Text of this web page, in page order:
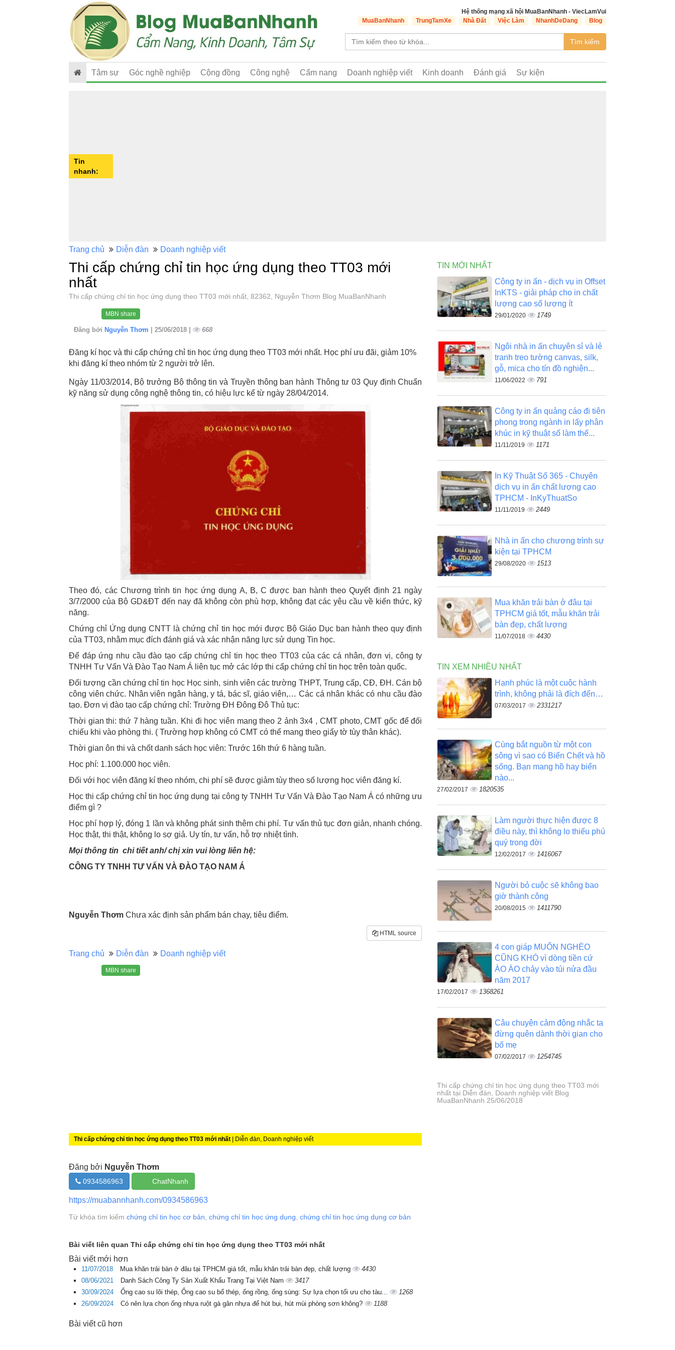
Hệ thống mạng xã hội MuaBanNhanh - ViecLamVui
MuaBanNhanh
TrungTamXe Nhà Đất Việc Làm NhanhDeDang Blog
Tìm kiếm
Tâm sự Góc nghề nghiệp Cộng đồng Công nghệ Cẩm nang Doanh nghiệp viết Kinh doanh Đánh giá Sự kiện
Tin
nhanh:
Trang chủ Diễn đàn Doanh nghiệp viết
Thi cấp chứng chỉ tin học ứng dụng theo TT03 mới
nhất
Thi cấp chứng chỉ tin học ứng dụng theo TT03 mới nhất, 82362, Nguyễn Thơm Blog MuaBanNhanh
MBN share
Đăng bởi Nguyễn Thơm | 25/06/2018 | 668
Đăng kí học và thi cấp chứng chỉ tin học ứng dụng theo TT03 mới nhất. Học phí ưu đãi, giảm 10%
khi đăng kí theo nhóm từ 2 người trở lên.
Ngày 11/03/2014, Bộ trưởng Bộ thông tin và Truyền thông ban hành Thông tư 03 Quy định Chuẩn
kỹ năng sử dụng công nghệ thông tin, có hiệu lực kể từ ngày 28/04/2014.
Theo đó, các Chương trình tin học ứng dụng A, B, C được ban hành theo Quyết định 21 ngày
3/7/2000 của Bộ GD&ĐT đến nay đã không còn phù hợp, không đạt các yêu cầu về kiến thức, kỹ
năng.
Chứng chỉ Ứng dụng CNTT là chứng chỉ tin học mới được Bộ Giáo Dục ban hành theo quy định
của TT03, nhằm mục đích đánh giá và xác nhận năng lực sử dụng Tin học.
Để đáp ứng nhu cầu đào tạo cấp chứng chỉ tin học theo TT03 của các cá nhân, đơn vị, công ty
TNHH Tư Vấn Và Đào Tạo Nam Á liên tục mở các lớp thi cấp chứng chỉ tin học trên toàn quốc.
Đối tượng cần chứng chỉ tin học Học sinh, sinh viên các trường THPT, Trung cấp, CĐ, ĐH. Cán bộ
công viên chức. Nhân viên ngân hàng, y tá, bác sĩ, giáo viên,… Các cá nhân khác có nhu cầu đào
tạo. Đơn vị đào tạo cấp chứng chỉ: Trường ĐH Đông Đô Thủ tục:
Thời gian thi: thứ 7 hàng tuần. Khi đi học viên mang theo 2 ảnh 3x4 , CMT photo, CMT gốc để đối
chiếu khi vào phòng thi. ( Trường hợp không có CMT có thể mang theo giấy tờ tùy thân khác).
Thời gian ôn thi và chốt danh sách học viên: Trước 16h thứ 6 hàng tuần.
Học phí: 1.100.000 học viên.
Đối với học viên đăng kí theo nhóm, chi phí sẽ được giảm tùy theo số lượng học viên đăng kí.
Học thi cấp chứng chỉ tin học ứng dụng tại công ty TNHH Tư Vấn Và Đào Tạo Nam Á có những ưu
điểm gì ?
Học phí hợp lý, đóng 1 lần và không phát sinh thêm chi phí. Tư vấn thủ tục đơn giản, nhanh chóng.
Học thật, thi thật, không lo sợ giả. Uy tín, tư vấn, hỗ trợ nhiệt tình.
Mọi thông tin chi tiết anh/ chị xin vui lòng liên hệ:
CÔNG TY TNHH TƯ VẤN VÀ ĐÀO TẠO NAM Á
Nguyễn Thơm Chưa xác định sản phẩm bán chạy, tiêu điểm.
HTML source
Trang chủ Diễn đàn Doanh nghiệp viết
MBN share
Thi cấp chứng chỉ tin học ứng dụng theo TT03 mới nhất | Diễn đàn, Doanh nghiệp viết
Đăng bởi Nguyễn Thơm
0934586963 ChatNhanh
https://muabannhanh.com/0934586963
Từ khóa tìm kiếm chứng chỉ tin học cơ bản chứng chỉ tin học ứng dụng chứng chỉ tin học ứng dụng cơ bản
Bài viết liên quan Thi cấp chứng chỉ tin học ứng dụng theo TT03 mới nhất
Bài viết mới hơn
11/07/2018 Mua khăn trải bàn ở đâu tại TPHCM giá tốt, mẫu khăn trải bàn đẹp, chất lượng
4430
08/06/2021
Danh Sách Công Ty Sản Xuất Khẩu Trang Tại Việt Nam
3417
30/09/2024
Ống cao su lõi thép, Ống cao su bố thép, ống rồng, ống sùng: Sự lựa chọn tối ưu cho tàu...
1268
26/09/2024
Có nên lựa chọn ống nhựa ruột gà gân nhựa để hút bụi, hút mùi phòng sơn không? 1188
Bài viết cũ hơn
TIN MỚI NHẤT
Công ty in ấn - dịch vụ in Offset
InKTS - giải pháp cho in chất
lượng cao số lượng ít
29/01/2020 1749
Ngôi nhà in ấn chuyên sỉ và lẻ
tranh treo tường canvas, silk,
gỗ, mica cho tín đồ nghiện...
11/06/2022 791
Công ty in ấn quảng cáo đi tiên
phong trong ngành in lấy phân
khúc in kỹ thuật số làm thế...
11/11/2019 1171
In Kỹ Thuật Số 365 - Chuyên
dịch vụ in ấn chất lượng cao
TPHCM - InKyThuatSo
11/11/2019 2449
Nhà in ấn cho chương trình sự
kiện tại TPHCM
29/08/2020 1513
Mua khăn trải bàn ở đâu tại
TPHCM giá tốt, mẫu khăn trải
bàn đẹp, chất lượng
11/07/2018 4430
TIN XEM NHIỀU NHẤT
Hạnh phúc là một cuộc hành
trình, không phải là đích đến…
07/03/2017 2331217
Cùng bắt nguồn từ một con
sông vì sao có Biển Chết và hồ
sống. Bạn mang hồ hay biển
nào...
27/02/2017 1820535
Làm người thực hiện được 8
điều này, thì không lo thiếu phú
quý trong đời
12/02/2017 1416067
Người bỏ cuộc sẽ không bao
giờ thành công
20/08/2015 1411790
4 con giáp MUỐN NGHÈO
CŨNG KHÓ vì dòng tiền cứ
ÀO ÀO chảy vào túi nửa đầu
năm 2017
17/02/2017 1368261
Câu chuyện cảm động nhắc ta
đừng quên dành thời gian cho
bố mẹ
07/02/2017 1254745
Thi cấp chứng chỉ tin học ứng dụng theo TT03 mới
nhất tại Diễn đàn, Doanh nghiệp viết Blog
MuaBanNhanh 25/06/2018